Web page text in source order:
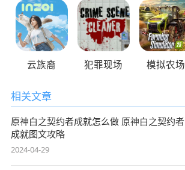
云族裔 犯罪现场 模拟农场
相关文章
原神白之契约者成就怎么做 原神白之契约者
成就图文攻略
2024-04-29